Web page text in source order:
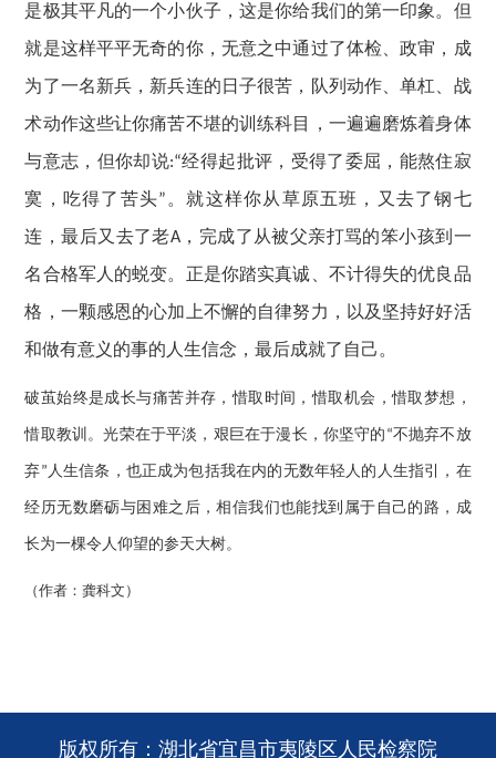
是极其平凡的一个小伙子，这是你给我们的第一印象。但
就是这样平平无奇的你，无意之中通过了体检、政审，成
为了一名新兵，新兵连的日子很苦，队列动作、单杠、战
术动作这些让你痛苦不堪的训练科目，一遍遍磨炼着身体
与意志，但你却说:“经得起批评，受得了委屈，能熬住寂
寞，吃得了苦头” 。就这样你从草原五班，又去了钢七
连，最后又去了老A，完成了从被父亲打骂的笨小孩到一
名合格军人的蜕变。正是你踏实真诚、不计得失的优良品
格，一颗感恩的心加上不懈的自律努力，以及坚持好好活
和做有意义的事的人生信念，最后成就了自己。
破茧始终是成长与痛苦并存，惜取时间，惜取机会，惜取梦想，
惜取教训。光荣在于平淡，艰巨在于漫长，你坚守的 “不抛弃不放
弃” 人生信条，也正成为包括我在内的无数年轻人的人生指引，在
经历无数磨砺与困难之后，相信我们也能找到属于自己的路，成
长为一棵令人仰望的参天大树。
（作者：龚科文）
版权所有：湖北省宜昌市夷陵区人民检察院